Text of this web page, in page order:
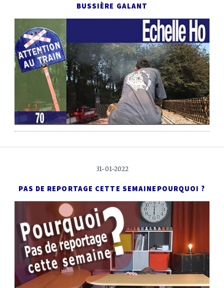
BUSSIÈRE GALANT
31-01-2022
PAS DE REPORTAGE CETTE SEMAINE POURQUOI ?